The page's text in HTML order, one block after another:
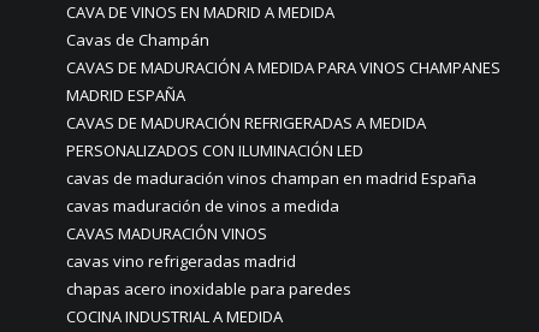
CAVA DE VINOS EN MADRID A MEDIDA
Cavas de Champán
CAVAS DE MADURACIÓN A MEDIDA PARA VINOS CHAMPANES
MADRID ESPAÑA
CAVAS DE MADURACIÓN REFRIGERADAS A MEDIDA
PERSONALIZADOS CON ILUMINACIÓN LED
cavas de maduración vinos champan en madrid España
cavas maduración de vinos a medida
CAVAS MADURACIÓN VINOS
cavas vino refrigeradas madrid
chapas acero inoxidable para paredes
COCINA INDUSTRIAL A MEDIDA